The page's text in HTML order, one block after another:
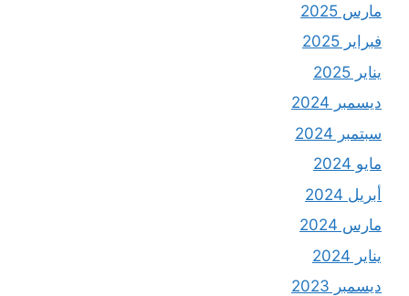
مارس 2025
فبراير 2025
يناير 2025
ديسمبر 2024
سبتمبر 2024
مايو 2024
أبريل 2024
مارس 2024
يناير 2024
ديسمبر 2023